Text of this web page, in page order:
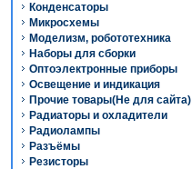
Конденсаторы
Микросхемы
Моделизм, робототехника
Наборы для сборки
Оптоэлектронные приборы
Освещение и индикация
Прочие товары(Не для сайта)
Радиаторы и охладители
Радиолампы
Разъёмы
Резисторы